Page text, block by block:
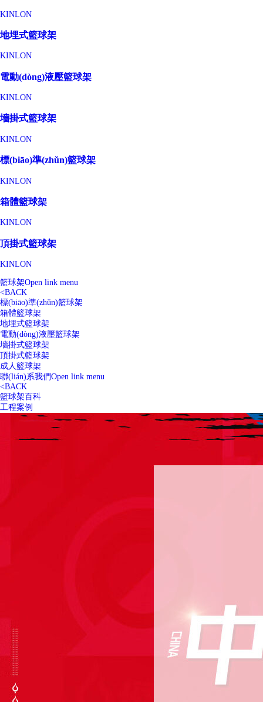
KINLON
地埋式籃球架
KINLON
電動(dòng)液壓籃球架
KINLON
墻掛式籃球架
KINLON
標(biāo)準(zhǔn)籃球架
KINLON
箱體籃球架
KINLON
頂掛式籃球架
KINLON
籃球架Open link menu
<BACK
標(biāo)準(zhǔn)籃球架
箱體籃球架
地埋式籃球架
電動(dòng)液壓籃球架
墻掛式籃球架
頂掛式籃球架
成人籃球架
聯(lián)系我們Open link menu
<BACK
籃球架百科
工程案例